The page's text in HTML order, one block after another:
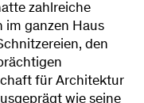
zahlreiche
im ganzen Haus
den
für Architektur
wie seine